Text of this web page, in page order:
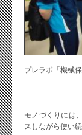
プレラボ「機械
モノづくりには
スしながら使い